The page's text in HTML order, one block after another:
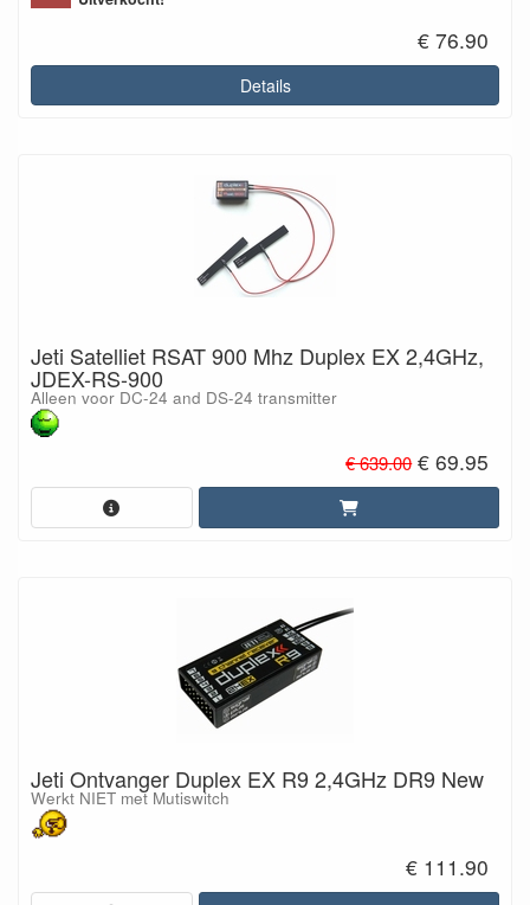
€ 76.90
Details
Jeti Satelliet RSAT 900 Mhz Duplex EX 2,4GHz,
JDEX-RS-900
Alleen voor DC-24 and DS-24 transmitter
€ 639.00€ 69.95
Jeti Ontvanger Duplex EX R9 2,4GHz DR9 New
Werkt NIET met Mutiswitch
€ 111.90